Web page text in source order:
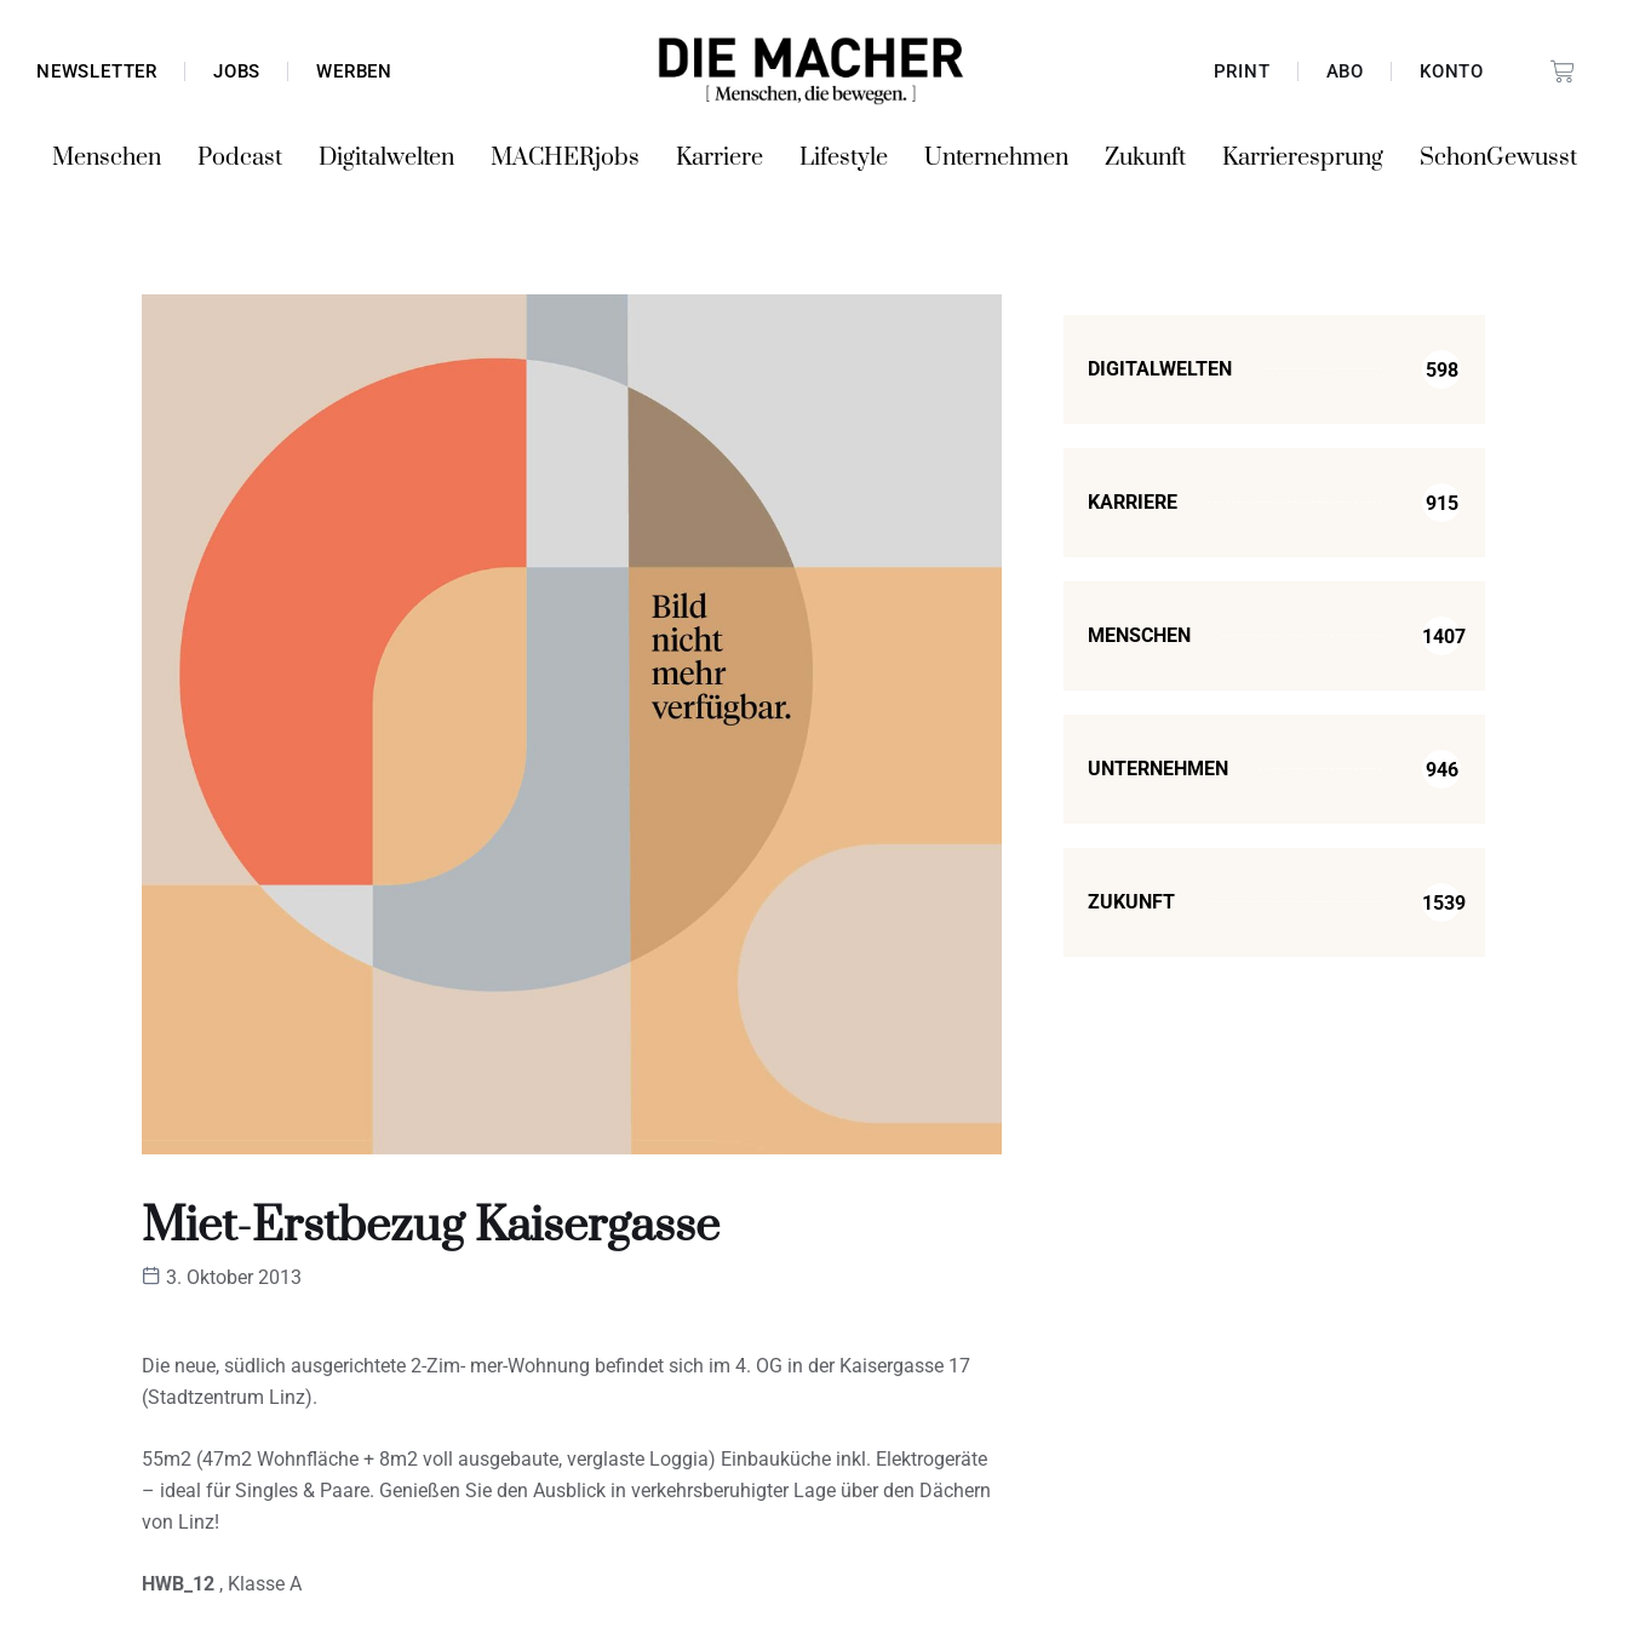
NEWSLETTER JOBS WERBEN PRINT ABO KONTO
Menschen Podcast Digitalwelten MACHERjobs Karriere Lifestyle Unternehmen Zukunft Karrieresprung SchonGewusst
Miet-Erstbezug Kaisergasse
3. Oktober 2013
Die neue, südlich ausgerichtete 2-Zim- mer-Wohnung befindet sich im 4. OG in der Kaisergasse 17
(Stadtzentrum Linz).
55m2 (47m2 Wohnfläche + 8m2 voll ausgebaute, verglaste Loggia) Einbauküche inkl. Elektrogeräte
– ideal für Singles & Paare. Genießen Sie den Ausblick in verkehrsberuhigter Lage über den Dächern
von Linz!
HWB_12 , Klasse A
DIGITALWELTEN 598
KARRIERE 915
MENSCHEN 1407
UNTERNEHMEN 946
ZUKUNFT 1539